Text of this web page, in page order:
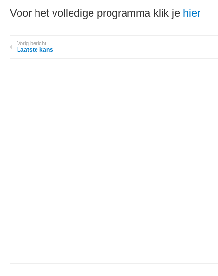
Voor het volledige programma klik je hier
Vorig bericht
Laatste kans